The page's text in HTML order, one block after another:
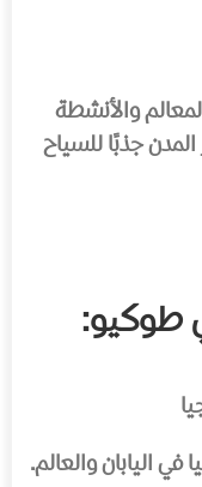
والأنشطة
جذبًا للسياح
طوكيو:
اليابان والعالم.